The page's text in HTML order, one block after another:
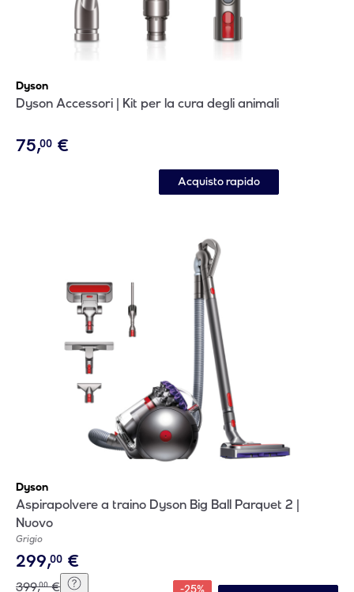
Dyson
Dyson Accessori | Kit per la cura degli animali
75,00 €
Acquisto rapido
Dyson
Aspirapolvere a traino Dyson Big Ball Parquet 2 |
Nuovo
Grigio
299,00 €
399,00 € -25%